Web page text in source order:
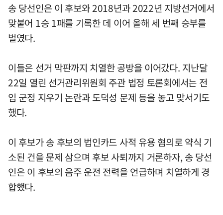
송 당선인은 이 후보와 2018년과 2022년 지방선거에서
맞붙어 1승 1패를 기록한 데 이어 올해 세 번째 승부를
벌였다.
이들은 선거 막판까지 치열한 공방을 이어갔다. 지난달
22일 열린 선거관리위원회 주관 법정 토론회에서는 전
임 군정 지우기 논란과 도덕성 문제 등을 놓고 맞서기도
했다.
이 후보가 송 후보의 법인카드 사적 유용 혐의로 약식 기
소된 건을 문제 삼으며 후보 사퇴까지 거론하자, 송 당선
인은 이 후보의 음주 운전 전력을 언급하며 치열하게 경
합했다.